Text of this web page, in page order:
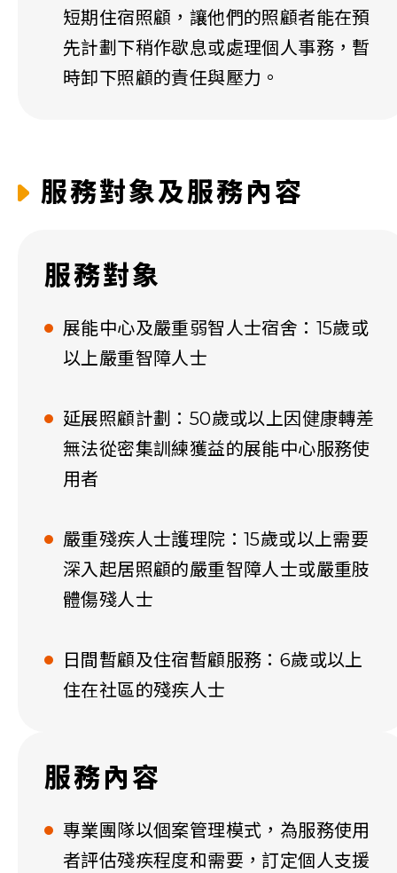
短期住宿照顧，讓他們的照顧者能在預
先計劃下稍作歇息或處理個人事務，暫
時卸下照顧的責任與壓力。
服務對象及服務內容
服務對象
展能中心及嚴重弱智人士宿舍：15歲或
以上嚴重智障人士
延展照顧計劃：50歲或以上因健康轉差
無法從密集訓練獲益的展能中心服務使
用者
嚴重殘疾人士護理院：15歲或以上需要
深入起居照顧的嚴重智障人士或嚴重肢
體傷殘人士
日間暫顧及住宿暫顧服務：6歲或以上
住在社區的殘疾人士
服務內容
專業團隊以個案管理模式，為服務使用
者評估殘疾程度和需要，訂定個人支援